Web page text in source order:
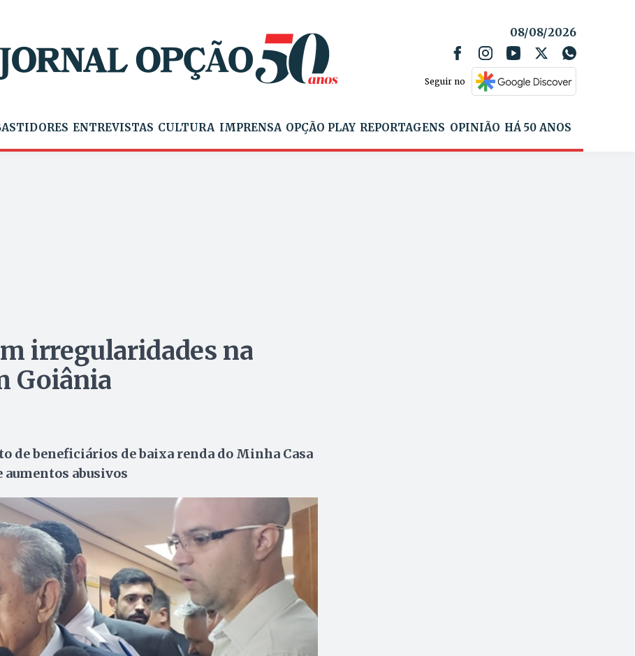
08/08/2026
Seguir no
ENTREVISTAS CULTURA IMPRENSA OPÇÃO PLAY REPORTAGENS OPINIÃO HÁ 50 ANOS
irregularidades na
Goiânia
de beneficiários de baixa renda do Minha Casa
abusivos